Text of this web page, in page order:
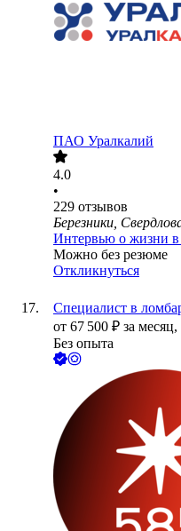
ПАО Уралкалий
4.0
•
229 отзывов
Березники,
Интервью о жизни
Можно без резюме
Откликнуться
Специалист в
от 67 500 ₽ за месяц,
Без опыта